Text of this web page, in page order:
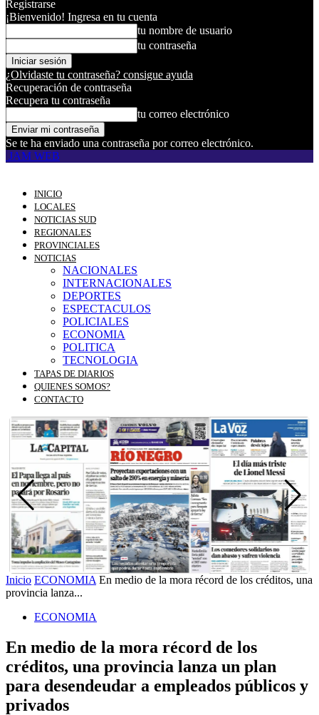
Registrarse
¡Bienvenido! Ingresa en tu cuenta
tu nombre de usuario
tu contraseña
¿Olvidaste tu contraseña? consigue ayuda
Recuperación de contraseña
Recupera tu contraseña
tu correo electrónico
Se te ha enviado una contraseña por correo electrónico.
JAM WEB
INICIO
LOCALES
NOTICIAS SUD
REGIONALES
PROVINCIALES
NOTICIAS
NACIONALES
INTERNACIONALES
DEPORTES
ESPECTACULOS
POLICIALES
ECONOMIA
POLITICA
TECNOLOGIA
TAPAS DE DIARIOS
QUIENES SOMOS?
CONTACTO
Inicio ECONOMIA En medio de la mora récord de los créditos, una
provincia lanza...
ECONOMIA
En medio de la mora récord de los
créditos, una provincia lanza un plan
para desendeudar a empleados públicos y
privados